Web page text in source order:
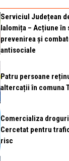
Serviciul Județean
Ialomița – Acțiune
prevenirea și
antisociale
Patru persoane
altercații în comuna
Comercializa
Cercetat pentru
risc